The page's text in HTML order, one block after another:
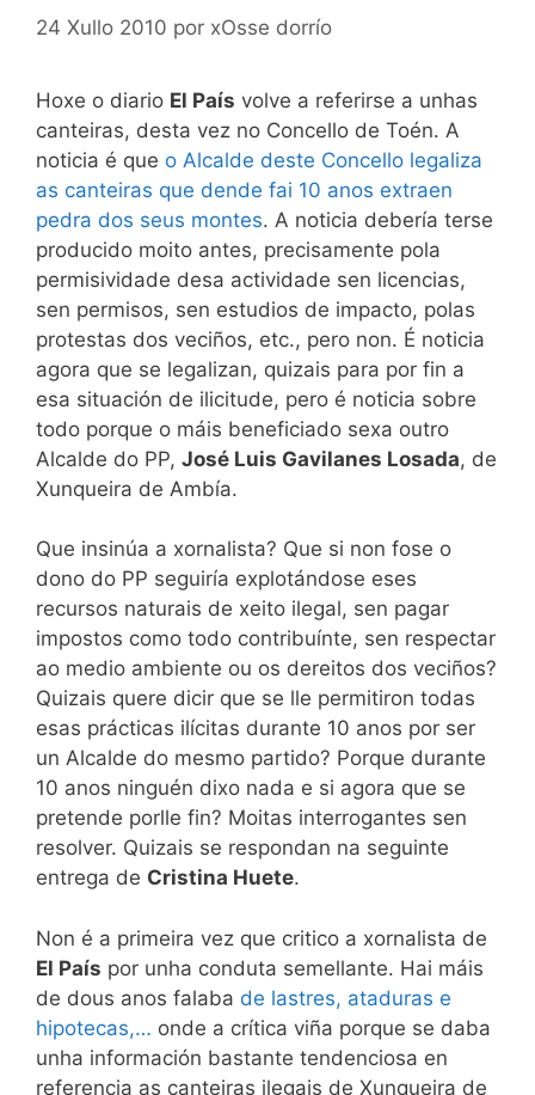
24 Xullo 2010 por xOsse dorrío
Hoxe o diario El País volve a referirse a unhas
canteiras, desta vez no Concello de Toén. A
noticia é que o Alcalde deste Concello legaliza
as canteiras que dende fai 10 anos extraen
pedra dos seus montes. A noticia debería terse
producido moito antes, precisamente pola
permisividade desa actividade sen licencias,
sen permisos, sen estudios de impacto, polas
protestas dos veciños, etc., pero non. É noticia
agora que se legalizan, quizais para por fin a
esa situación de ilicitude, pero é noticia sobre
todo porque o máis beneficiado sexa outro
Alcalde do PP, José Luis Gavilanes Losada, de
Xunqueira de Ambía.
Que insinúa a xornalista? Que si non fose o
dono do PP seguiría explotándose eses
recursos naturais de xeito ilegal, sen pagar
impostos como todo contribuínte, sen respectar
ao medio ambiente ou os dereitos dos veciños?
Quizais quere dicir que se lle permitiron todas
esas prácticas ilícitas durante 10 anos por ser
un Alcalde do mesmo partido? Porque durante
10 anos ninguén dixo nada e si agora que se
pretende porlle fin? Moitas interrogantes sen
resolver. Quizais se respondan na seguinte
entrega de Cristina Huete.
Non é a primeira vez que critico a xornalista de
El País por unha conduta semellante. Hai máis
de dous anos falaba de lastres, ataduras e
hipotecas,… onde a crítica viña porque se daba
unha información bastante tendenciosa en
referencia as canteiras ilegais de Xunqueira de